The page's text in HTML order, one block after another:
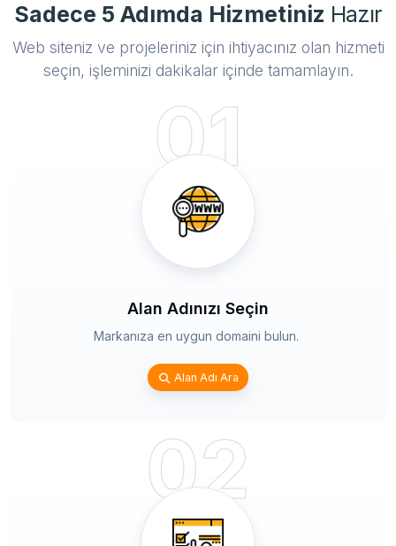
Sadece 5 Adımda Hizmetiniz Hazır
Web siteniz ve projeleriniz için ihtiyacınız olan hizmeti
seçin, işleminizi dakikalar içinde tamamlayın.
01
Alan Adınızı Seçin
Markanıza en uygun domaini bulun.
Alan Adı Ara
02